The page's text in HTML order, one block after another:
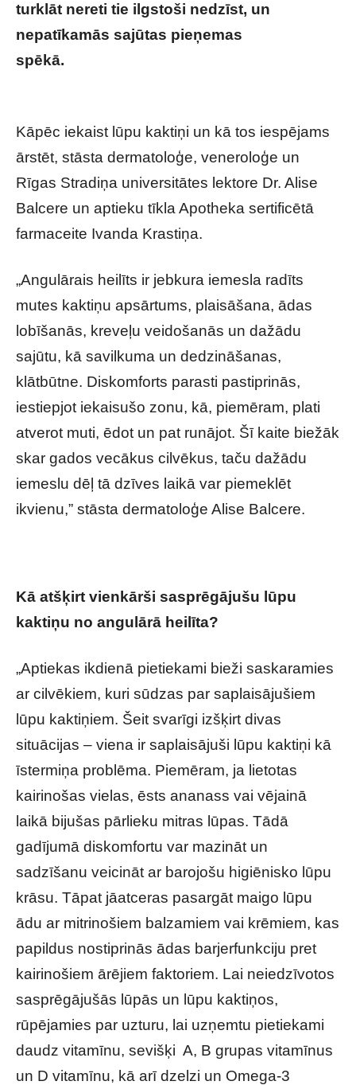
turklāt nereti tie ilgstoši nedzīst, un
nepatīkamās sajūtas pieņemas
spēkā.
Kāpēc iekaist lūpu kaktiņi un kā tos iespējams
ārstēt, stāsta dermatoloģe, veneroloģe un
Rīgas Stradiņa universitātes lektore Dr. Alise
Balcere un aptieku tīkla Apotheka sertificētā
farmaceite Ivanda Krastiņa.
„Angulārais heilīts ir jebkura iemesla radīts
mutes kaktiņu apsārtums, plaisāšana, ādas
lobīšanās, kreveļu veidošanās un dažādu
sajūtu, kā savilkuma un dedzināšanas,
klātbūtne. Diskomforts parasti pastiprinās,
iestiepjot iekaisušo zonu, kā, piemēram, plati
atverot muti, ēdot un pat runājot. Šī kaite biežāk
skar gados vecākus cilvēkus, taču dažādu
iemeslu dēļ tā dzīves laikā var piemeklēt
ikvienu,” stāsta dermatoloģe Alise Balcere.
Kā atšķirt vienkārši sasprēgājušu lūpu
kaktiņu no angulārā heilīta?
„Aptiekas ikdienā pietiekami bieži saskaramies
ar cilvēkiem, kuri sūdzas par saplaisājušiem
lūpu kaktiņiem. Šeit svarīgi izšķirt divas
situācijas – viena ir saplaisājuši lūpu kaktiņi kā
īstermiņa problēma. Piemēram, ja lietotas
kairinošas vielas, ēsts ananass vai vējainā
laikā bijušas pārlieku mitras lūpas. Tādā
gadījumā diskomfortu var mazināt un
sadzīšanu veicināt ar barojošu higiēnisko lūpu
krāsu. Tāpat jāatceras pasargāt maigo lūpu
ādu ar mitrinošiem balzamiem vai krēmiem, kas
papildus nostiprinās ādas barjerfunkciju pret
kairinošiem ārējiem faktoriem. Lai neiedzīvotos
sasprēgājušās lūpās un lūpu kaktiņos,
rūpējamies par uzturu, lai uzņemtu pietiekami
daudz vitamīnu, sevišķi A, B grupas vitamīnus
un D vitamīnu, kā arī dzelzi un Omega-3